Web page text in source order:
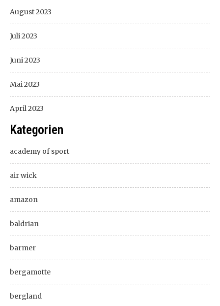
August 2023
Juli 2023
Juni 2023
Mai 2023
April 2023
Kategorien
academy of sport
air wick
amazon
baldrian
barmer
bergamotte
bergland